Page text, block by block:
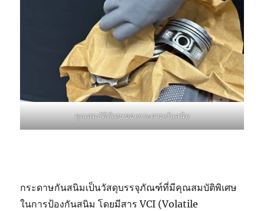
คุณสมบัติพิเศษของกระดาษกันสนิม
กระดาษกันสนิมเป็นวัสดุบรรจุภัณฑ์ที่มีคุณสมบัติพิเศษ
ในการป้องกันสนิม โดยมีสาร VCI (Volatile